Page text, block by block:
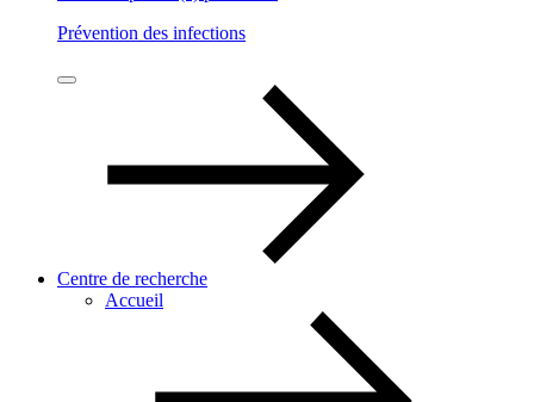
Prévention des infections
Centre de recherche
Accueil